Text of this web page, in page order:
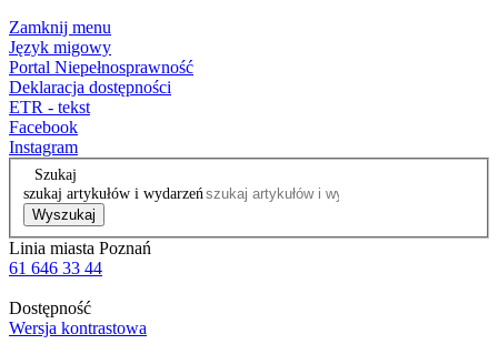
Zamknij menu
Język migowy
Portal Niepełnosprawność
Deklaracja dostępności
ETR - tekst
Facebook
Instagram
Szukaj
szukaj artykułów i wydarzeń
Wyszukaj
Linia miasta Poznań
61 646 33 44
Dostępność
Wersja kontrastowa